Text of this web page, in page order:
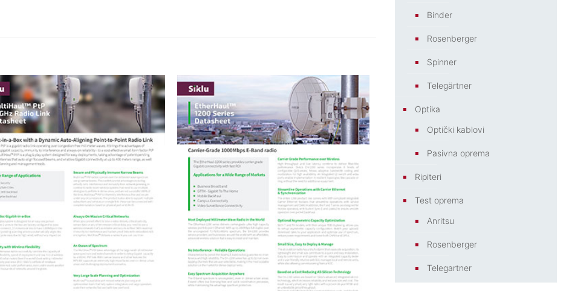
Binder
Rosenberger
Spinner
Telegärtner
Optika
Optički kablovi
Pasivna oprema
Ripiteri
Test oprema
Anritsu
Rosenberger
Telegartner